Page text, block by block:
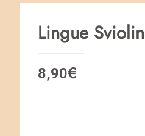
Lingue
8,90€